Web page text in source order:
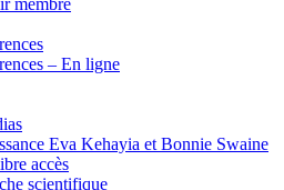
– En ligne
Eva Kehayia et Bonnie Swaine
accès
scientifique